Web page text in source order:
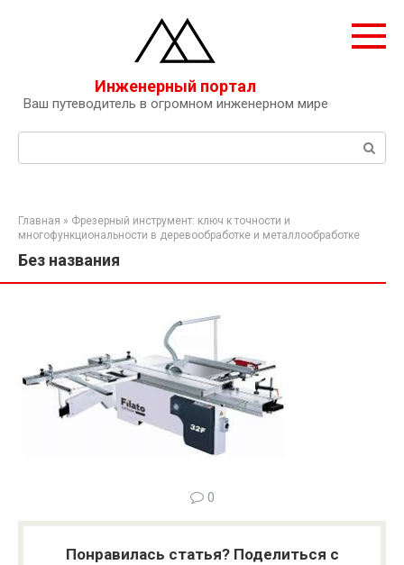
Инженерный портал
Ваш путеводитель в огромном инженерном мире
Поиск:
Главная » Фрезерный инструмент: ключ к точности и
многофункциональности в деревообработке и металлообработке
Без названия
0
Понравилась статья? Поделиться с